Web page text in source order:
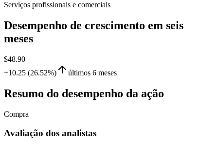
Serviços profissionais e comerciais
Desempenho de crescimento em seis
meses
$48.90
+10.25 (26.52%)
últimos 6 meses
Resumo do desempenho da ação
Compra
Avaliação dos analistas